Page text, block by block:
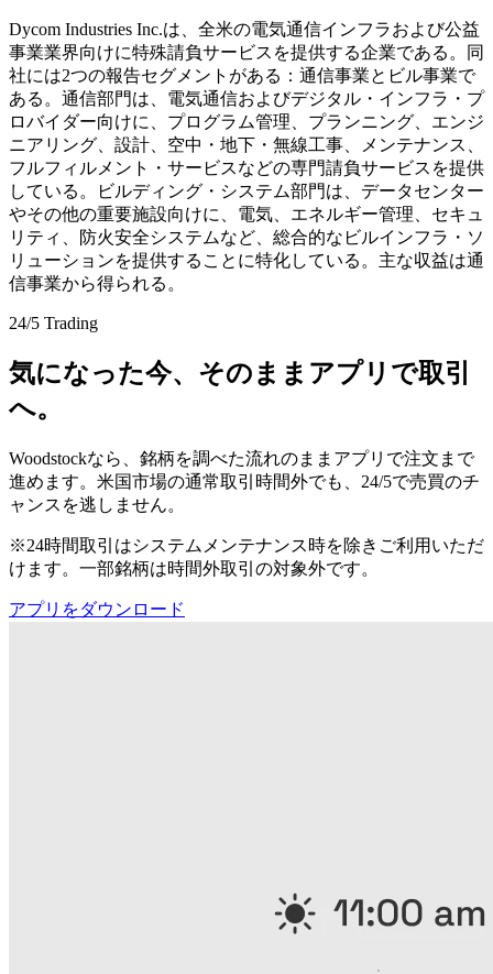
Dycom Industries Inc.は、全米の電気通信インフラおよび公益
事業業界向けに特殊請負サービスを提供する企業である。同
社には2つの報告セグメントがある：通信事業とビル事業で
ある。通信部門は、電気通信およびデジタル・インフラ・プ
ロバイダー向けに、プログラム管理、プランニング、エンジ
ニアリング、設計、空中・地下・無線工事、メンテナンス、
フルフィルメント・サービスなどの専門請負サービスを提供
している。ビルディング・システム部門は、データセンター
やその他の重要施設向けに、電気、エネルギー管理、セキュ
リティ、防火安全システムなど、総合的なビルインフラ・ソ
リューションを提供することに特化している。主な収益は通
信事業から得られる。
24/5 Trading
気になった今、そのままアプリで取引
へ。
Woodstockなら、銘柄を調べた流れのままアプリで注文まで
進めます。米国市場の通常取引時間外でも、24/5で売買のチ
ャンスを逃しません。
※24時間取引はシステムメンテナンス時を除きご利用いただ
けます。一部銘柄は時間外取引の対象外です。
アプリをダウンロード